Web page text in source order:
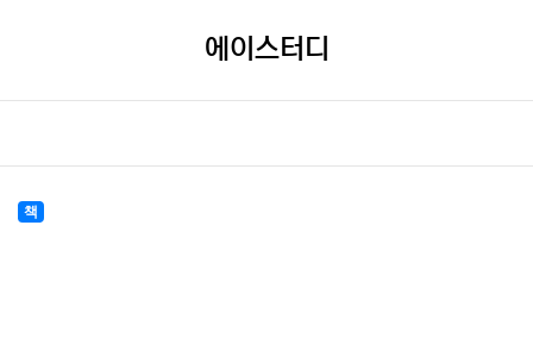
에이스터디
책